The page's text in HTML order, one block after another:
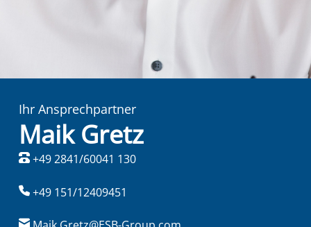
Ihr Ansprechpartner
Maik Gretz
+49 2841/60041 130
+49 151/12409451